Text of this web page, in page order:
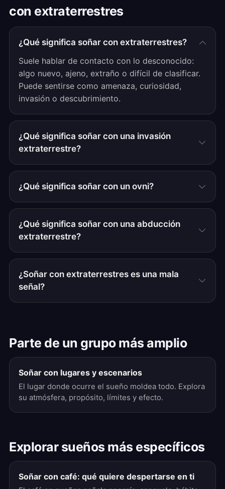
con extraterrestres
¿Qué significa soñar con extraterrestres?
Suele hablar de contacto con lo desconocido:
algo nuevo, ajeno, extraño o difícil de clasificar.
Puede sentirse como amenaza, curiosidad,
invasión o descubrimiento.
¿Qué significa soñar con una invasión
extraterrestre?
¿Qué significa soñar con un ovni?
¿Qué significa soñar con una abducción
extraterrestre?
¿Soñar con extraterrestres es una mala
señal?
Parte de un grupo más amplio
Soñar con lugares y escenarios
El lugar donde ocurre el sueño moldea todo. Explora
su atmósfera, propósito, límites y efecto.
Explorar sueños más específicos
Soñar con café: qué quiere despertarse en ti